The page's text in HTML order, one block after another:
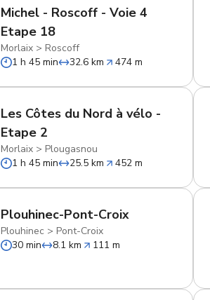
Michel - Roscoff - Voie 4
Etape 18
Morlaix >Roscoff
1 h 45 min
32.6 km 474 m
Les Côtes du Nord à vélo -
Etape 2
Morlaix >Plougasnou
1 h 45 min
25.5 km 452 m
Plouhinec-Pont-Croix
Plouhinec >Pont-Croix
30 min
8.1 km 111 m